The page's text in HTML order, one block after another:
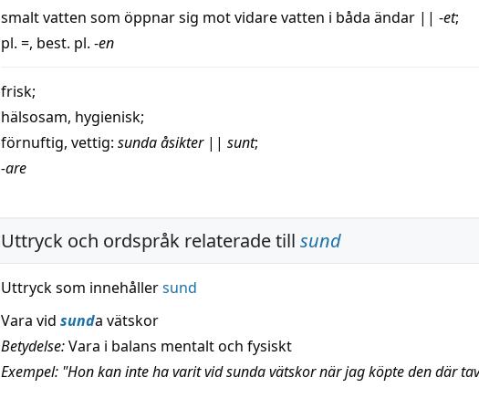
smaltvatten som öppnar sig motvidarevatten i båda ändar || -et;
pl. =, best. pl. -en
frisk;
hälsosam, hygienisk;
förnuftig, vettig: sundaåsikter|| sunt;
-are
Uttryck och ordspråk relaterade till sund
Uttryck som innehållersund
Vara vid sunda vätskor
Betydelse:Vara i balans mentalt och fysiskt
Exempel: "Hon kan inte ha varit vid sunda vätskor när jag köpte den där